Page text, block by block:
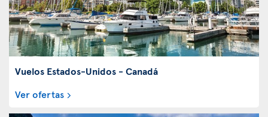
Vuelos Estados-Unidos - Canadá
Ver ofertas